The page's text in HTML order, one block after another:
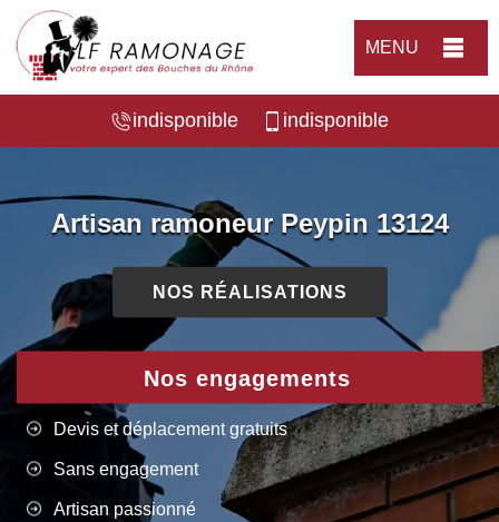
MENU
indisponible indisponible
Artisan ramoneur Peypin 13124
NOS RÉALISATIONS
Nos engagements
Devis et déplacement gratuits
Sans engagement
Artisan passionné